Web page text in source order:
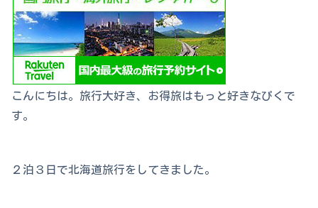
こんにちは。旅行大好き、お得旅はもっと好きなぴくで
す。
２泊３日で北海道旅行をしてきました。